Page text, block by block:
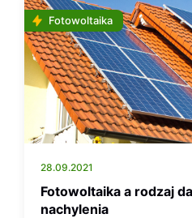
Fotowoltaika
28.09.2021
Fotowoltaika a rodzaj
nachylenia